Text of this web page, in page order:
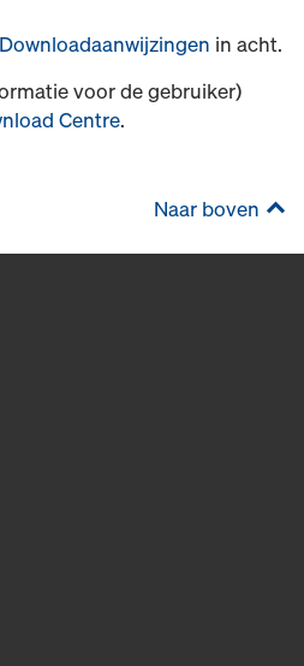
Downloadaanwijzingen in acht.
voor de gebruiker)
Centre.
Naar boven